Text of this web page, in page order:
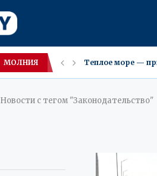
МОЛНИЯ Теплое море —
Билефельд
Новое жильё в
НАСА продлило
Питание в стиле
Умные унитазы:
В Москве
Тайландские
Новости с тегом "Законодательство"